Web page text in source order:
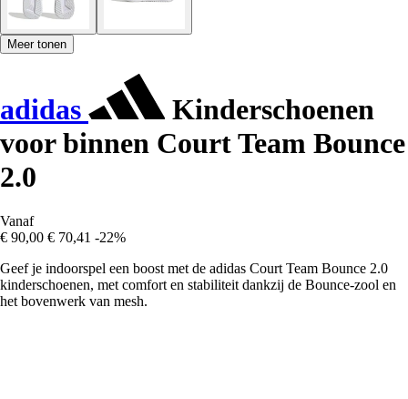
Meer tonen
adidas
Kinderschoenen
voor binnen Court Team Bounce
2.0
Vanaf
€ 90,00 € 70,41 -22%
Geef je indoorspel een boost met de adidas Court Team Bounce 2.0
kinderschoenen, met comfort en stabiliteit dankzij de Bounce-zool en
het bovenwerk van mesh.